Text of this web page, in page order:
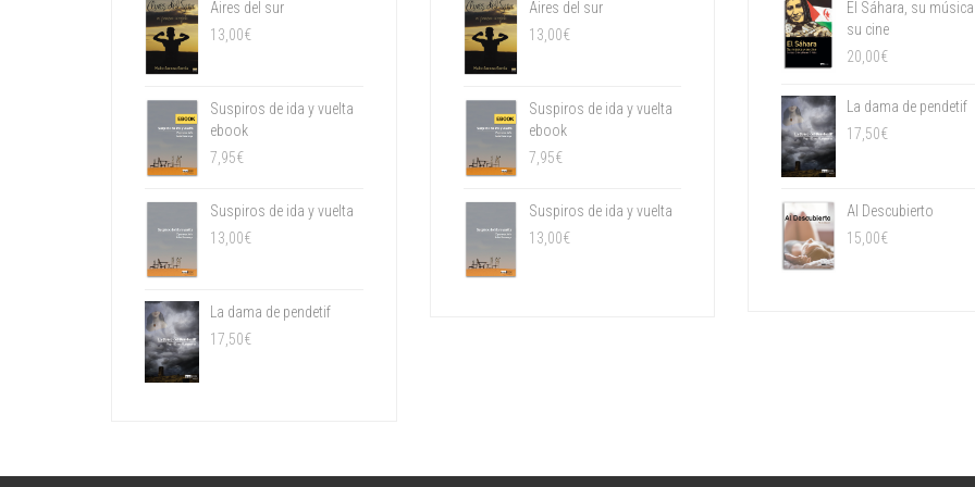
Aires del sur
13,00€
Suspiros de ida y vuelta
ebook
7,95€
Suspiros de ida y vuelta
13,00€
La dama de pendetif
17,50€
Aires del sur
13,00€
Suspiros de ida y vuelta
ebook
7,95€
Suspiros de ida y vuelta
13,00€
El Sáhara, su
su cine
20,00€
La dama de pendetif
17,50€
Al Descubierto
15,00€